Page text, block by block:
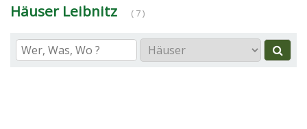
Häuser Leibnitz ( 7 )